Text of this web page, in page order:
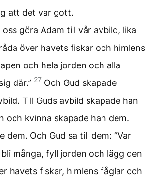
att det var gott.
oss göra Adam till vår avbild, lika
över havets fiskar och himlens
och hela jorden och alla
där.” 27 Och Gud skapade
Till Guds avbild skapade han
och kvinna skapade han dem.
dem. Och Gud sa till dem: ”Var
många, fyll jorden och lägg den
havets fiskar, himlens fåglar och